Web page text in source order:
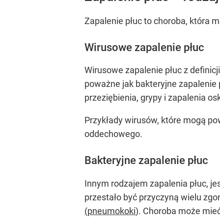
Zapalenie płuc to choroba, która
Wirusowe zapalenie płuc
Wirusowe zapalenie płuc z
poważne jak bakteryjne zapalenie
przeziębienia, grypy i zapalenia
Przykłady wirusów, które mogą
oddechowego.
Bakteryjne zapalenie płuc
Innym rodzajem zapalenia płuc,
przestało być przyczyną wielu
(pneumokoki). Choroba może